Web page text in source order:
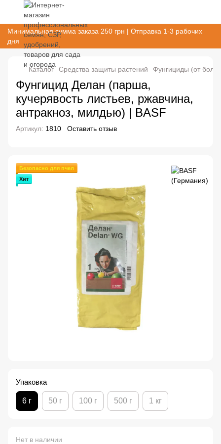
Минимальная сумма заказа 250 грн | Отправка 1-3 рабочих
дня
Каталог Cредства защиты растений Фунгициды (от
Фунгицид Делан (парша,
кучерявость листьев, ржавчина,
антракноз, милдью) | BASF
Артикул: 1810 Оставить отзыв
Безопасно для пчел
Хит
Упаковка
6 г 50 г 100 г 500 г 1 кг
Нет в наличии